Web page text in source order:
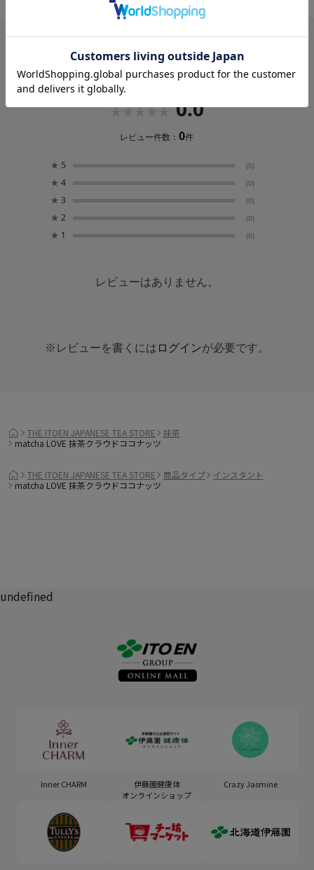
※お好みの濃さに調節してお飲みください。
レビュー
0.0
レビュー件数：0件
★ 5 (0)
★ 4 (0)
★ 3 (0)
★ 2 (0)
★ 1 (0)
レビューはありません。
※レビューを書くには ログインが必要です。
THE ITOEN JAPANESE TEA STORE
抹茶
matcha LOVE 抹茶クラウドココナッツ
THE ITOEN JAPANESE TEA STORE 商品タイプ
インスタント
matcha LOVE 抹茶クラウドココナッツ
undefined
Inner CHARM
伊藤園健康体
オンラインショップ
Crazy Jasmine